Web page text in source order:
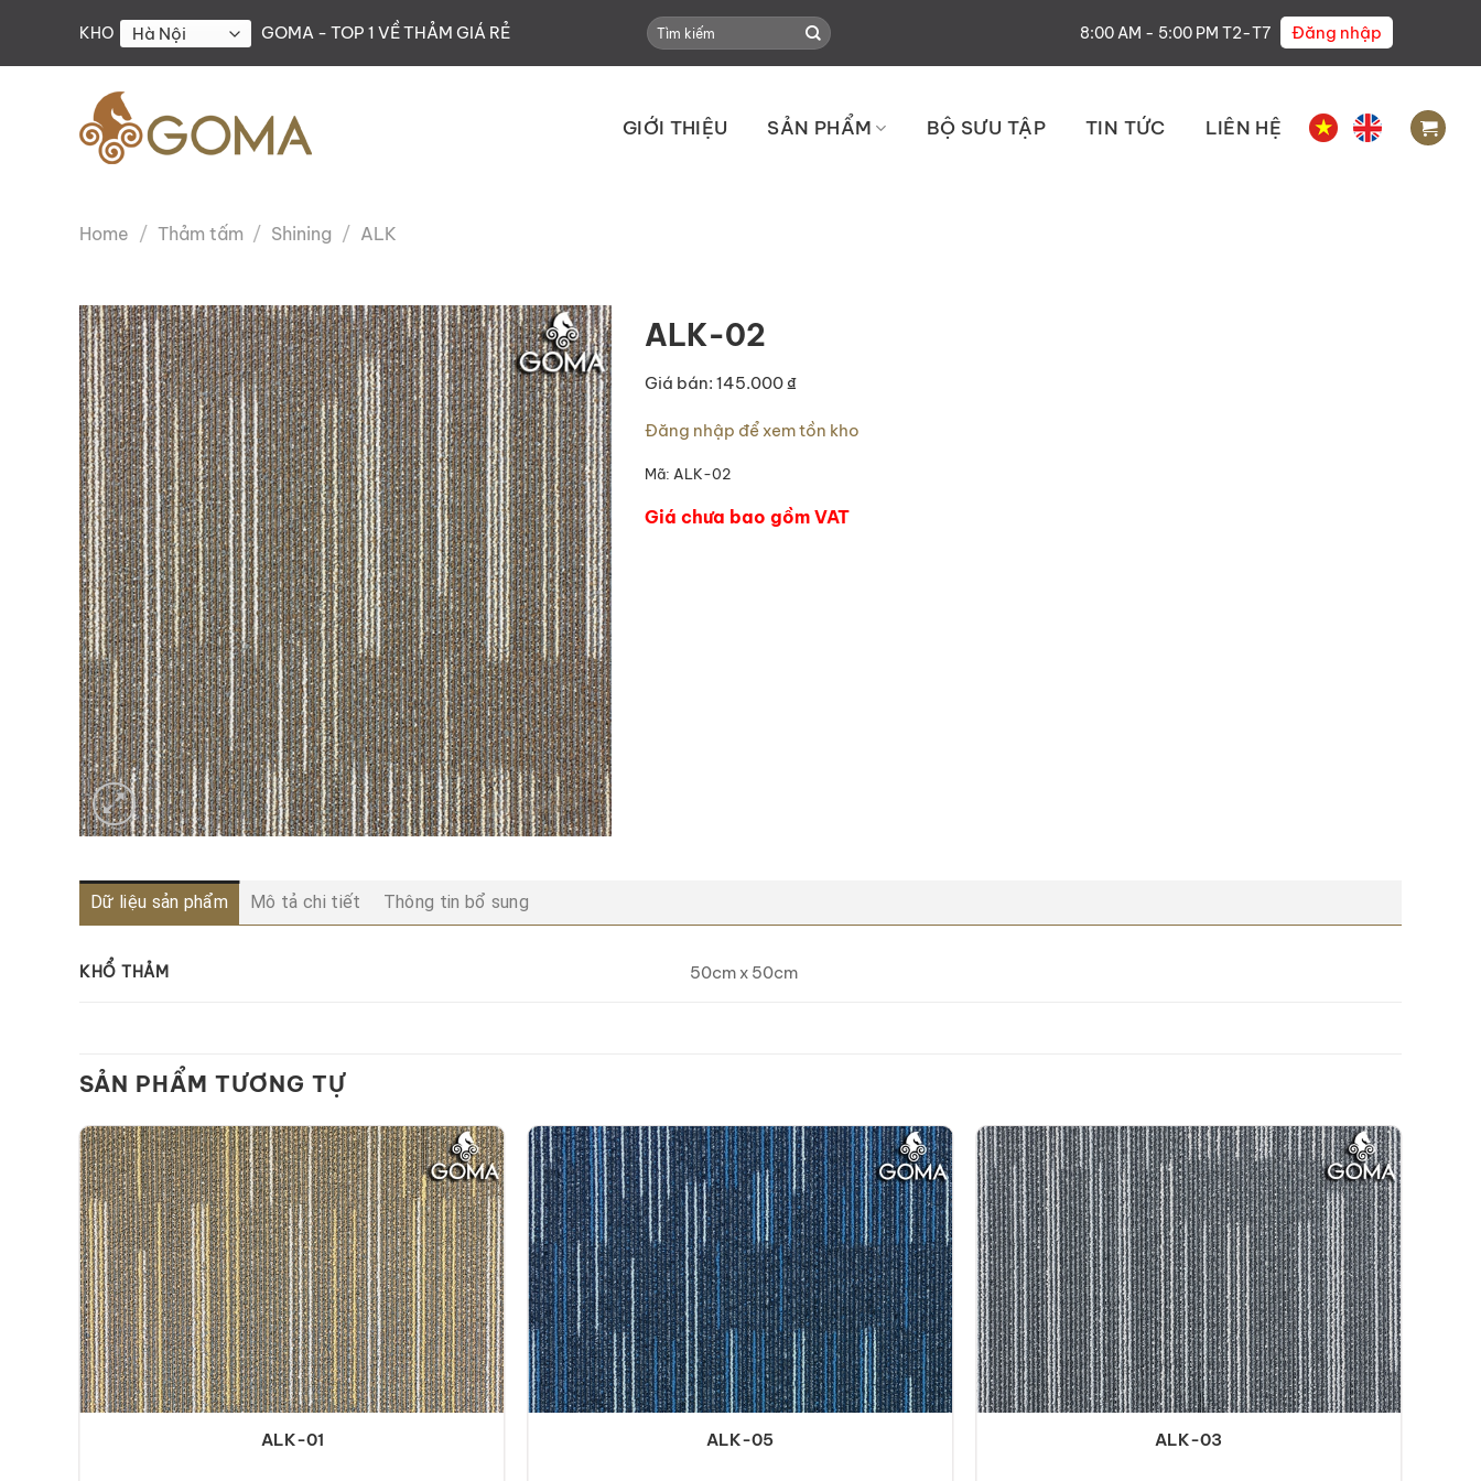
content
KHO GOMA - TOP 1 VỀ THẢM GIÁ RẺ
Search
for:
8:00 AM - 5:00 PM T2-T7 Đăng nhập
GIỚI THIỆU SẢN PHẨM BỘ SƯU TẬP TIN TỨC LIÊN HỆ
Home / Thảm tấm / Shining / ALK
ALK-02
Giá bán: 145.000 ₫
Đăng nhập để xem tồn kho
Mã: ALK-02
Giá chưa bao gồm VAT
Dữ liệu sản phẩm Mô tả chi tiết Thông tin bổ sung
KHỔ THẢM 50cm x 50cm
SẢN PHẨM TƯƠNG TỰ
ALK-01 ALK-05 ALK-03